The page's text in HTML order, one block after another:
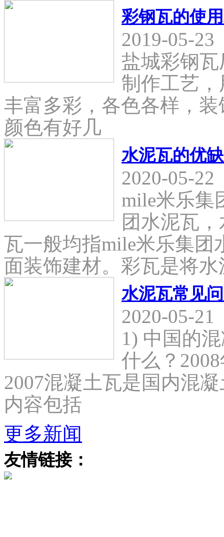
彩钢瓦的使
2019-05-23
盐城彩钢
制作工艺
丰富多彩，各色各样，
颜色有好几
水泥瓦的优
2020-05-22
mile米乐集
团水泥瓦
瓦一般均指mile米乐集团
面装饰建材。彩瓦是将
水泥瓦常见
2020-05-21
1) 中国的
什么？
2007混凝土瓦是国内混
内容包括
更多新闻
友情链接：